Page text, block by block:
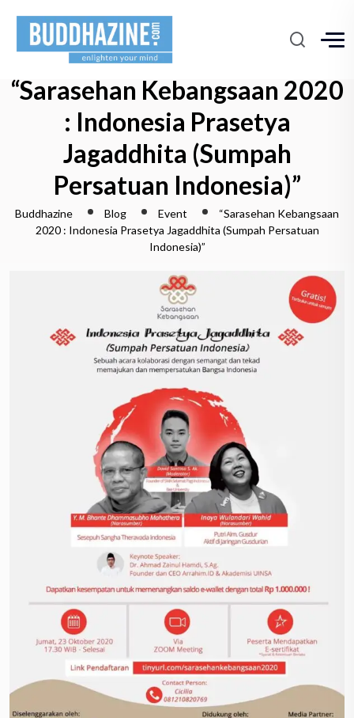
“Sarasehan Kebangsaan 2020
: Indonesia Prasetya
Jagaddhita (Sumpah
Persatuan Indonesia)”
Buddhazine Blog Event
“Sarasehan Kebangsaan
2020 : Indonesia Prasetya Jagaddhita (Sumpah Persatuan
Indonesia)”